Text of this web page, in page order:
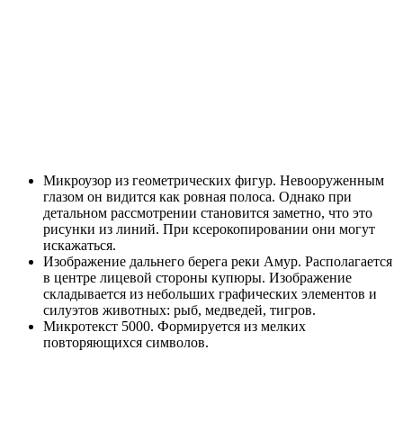
Микроузор из геометрических фигур. Невооруженным
глазом он видится как ровная полоса. Однако при
детальном рассмотрении становится заметно, что это
рисунки из линий. При ксерокопировании они могут
искажаться.
Изображение дальнего берега реки Амур. Располагается
в центре лицевой стороны купюры. Изображение
складывается из небольших графических элементов и
силуэтов животных: рыб, медведей, тигров.
Микротекст 5000. Формируется из мелких
повторяющихся символов.